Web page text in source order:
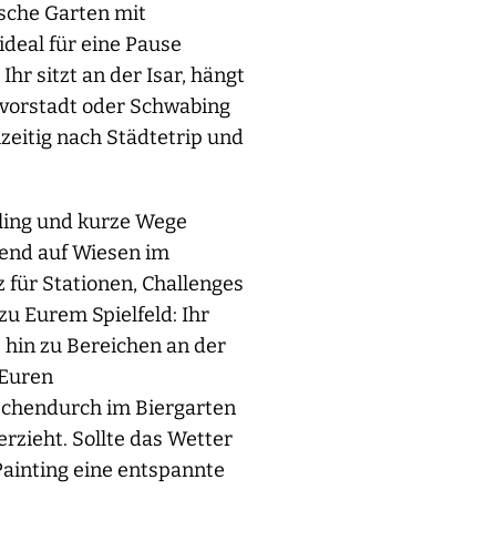
Garten mit
für eine Pause
sitzt an der Isar, hängt
oder Schwabing
nach Städtetrip und
und kurze Wege
auf Wiesen im
Stationen, Challenges
Eurem Spielfeld: Ihr
zu Bereichen an der
im Biergarten
Sollte das Wetter
eine entspannte